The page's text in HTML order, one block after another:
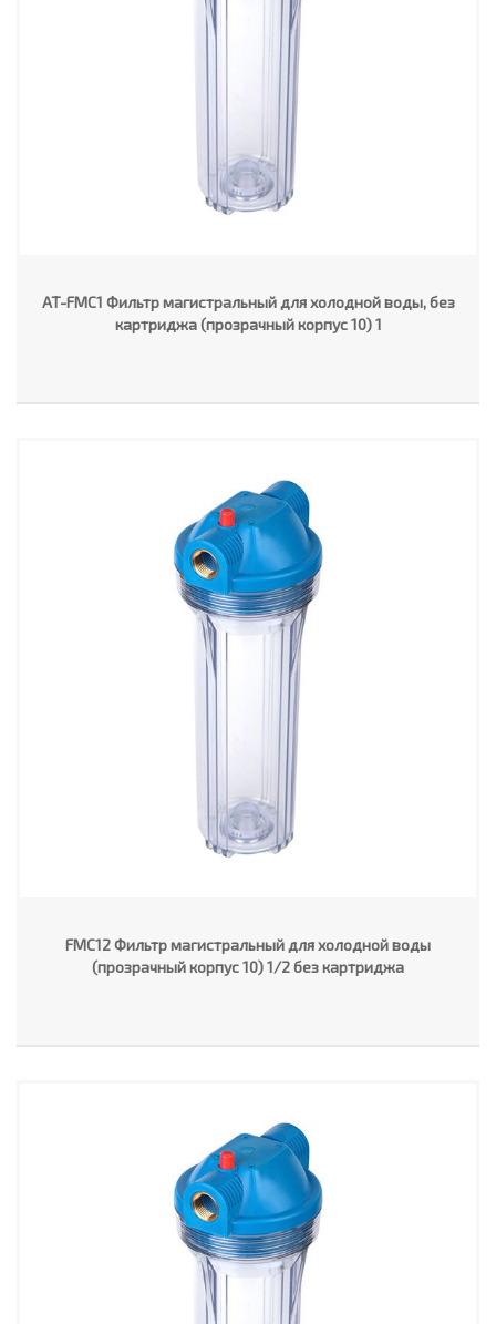
AT-FMC1 Фильтр магистральный для холодной воды, без
картриджа (прозрачный корпус 10) 1
FMC12 Фильтр магистральный для холодной воды
(прозрачный корпус 10) 1/2 без картриджа